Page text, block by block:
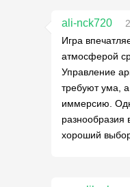
ali-nck720
Игра
атмосферой
Управление
требуют ума,
иммерсию.
разнообразия
хороший